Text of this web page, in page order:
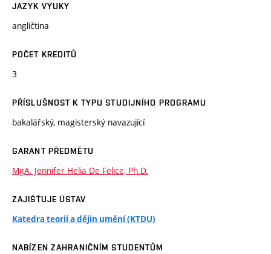
JAZYK VÝUKY
angličtina
POČET KREDITŮ
3
PŘÍSLUŠNOST K TYPU STUDIJNÍHO PROGRAMU
bakalářský, magisterský navazující
GARANT PŘEDMĚTU
MgA. Jennifer Helia De Felice, Ph.D.
ZAJIŠŤUJE ÚSTAV
Katedra teorií a dějin umění (KTDU)
NABÍZEN ZAHRANIČNÍM STUDENTŮM